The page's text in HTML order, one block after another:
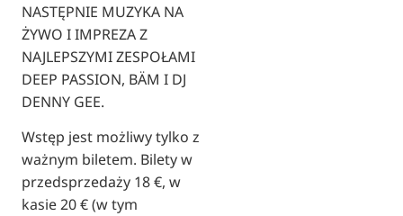
NASTĘPNIE MUZYKA NA
ŻYWO I IMPREZA Z
NAJLEPSZYMI ZESPOŁAMI
DEEP PASSION, BÄM I DJ
DENNY GEE.
Wstęp jest możliwy tylko z
ważnym biletem. Bilety w
przedsprzedaży 18 €, w
kasie 20 € (w tym